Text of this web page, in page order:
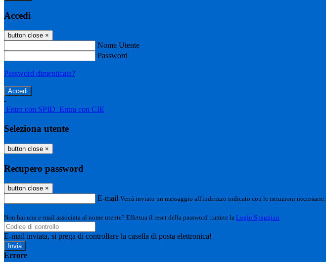
Accedi
button close ×
Nome Utente
Password
Password dimenticata?
-
Entra con SPID Entra con CIE
Seleziona utente
button close ×
Recupero password
button close ×
E-mail Verrà inviato un messaggio all'indirizzo indicato con le istruzioni necessarie.
Non hai una e-mail associata al nome utente? Effettua il reset della password tramite la Login Spaggiari
E-mail inviata, si prega di controllare la casella di posta elettronica!
Errore